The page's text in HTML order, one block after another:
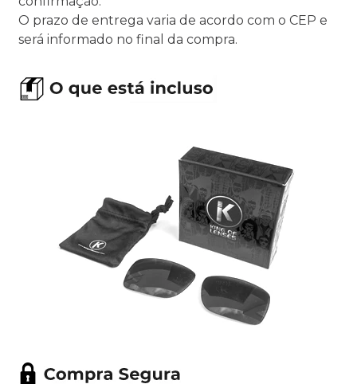
O prazo de entrega varia de acordo com o CEP e
será informado no final da compra.